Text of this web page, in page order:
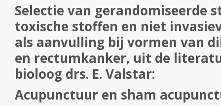
Selectie van gerandomiseerde
toxische stoffen en niet
als aanvulling bij vormen van
en rectumkanker, uit de
bioloog drs. E. Valstar:
Acupunctuur en sham